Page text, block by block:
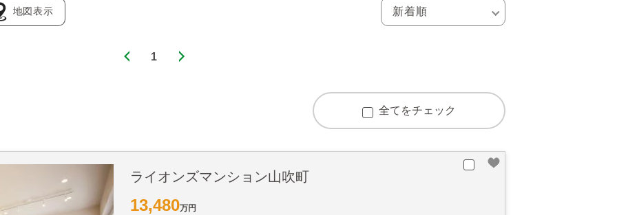
地図表示
1
全てをチェック
ライオンズマンション山吹町
13,480万円